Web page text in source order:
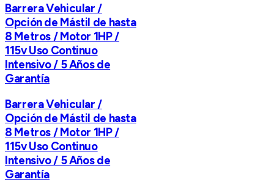
Barrera Vehicular /
Opción de Mástil de hasta
8 Metros / Motor 1HP /
115v Uso Continuo
Intensivo / 5 Años de
Garantía
Barrera Vehicular /
Opción de Mástil de hasta
8 Metros / Motor 1HP /
115v Uso Continuo
Intensivo / 5 Años de
Garantía